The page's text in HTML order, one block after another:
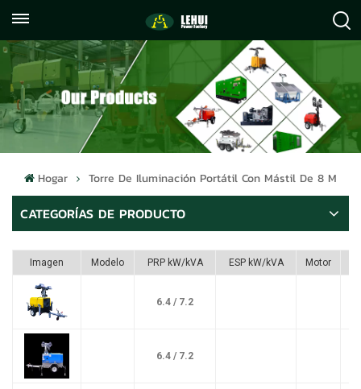
059122071372
info@lehuipowerfactory.com
Hogar Torre De Iluminación Portátil Con Mástil De 8 M
CATEGORÍAS DE PRODUCTO
Imagen Modelo PRP kW/kVA ESP kW/kVA Motor
6.4 / 7.2
6.4 / 7.2